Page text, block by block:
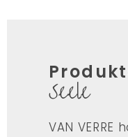
Seele
VAN